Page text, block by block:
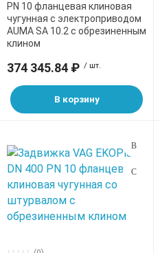
PN 10 фланцевая клиновая
чугунная с электроприводом
AUMA SA 10.2 с обрезиненным
клином
374 345.84 ₽ / шт.
В корзину